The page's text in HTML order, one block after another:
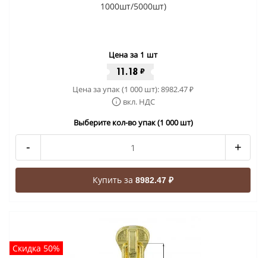
1000шт/5000шт)
Цена за 1 шт
11.18 ₽
Цена за упак (1 000 шт):8982.47₽
вкл. НДС
Выберите кол-во упак (1 000 шт)
- +
Купить за 8982.47 ₽
Скидка 50%